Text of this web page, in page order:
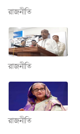
রাজনীতি
রাজনীতি
রাজনীতি